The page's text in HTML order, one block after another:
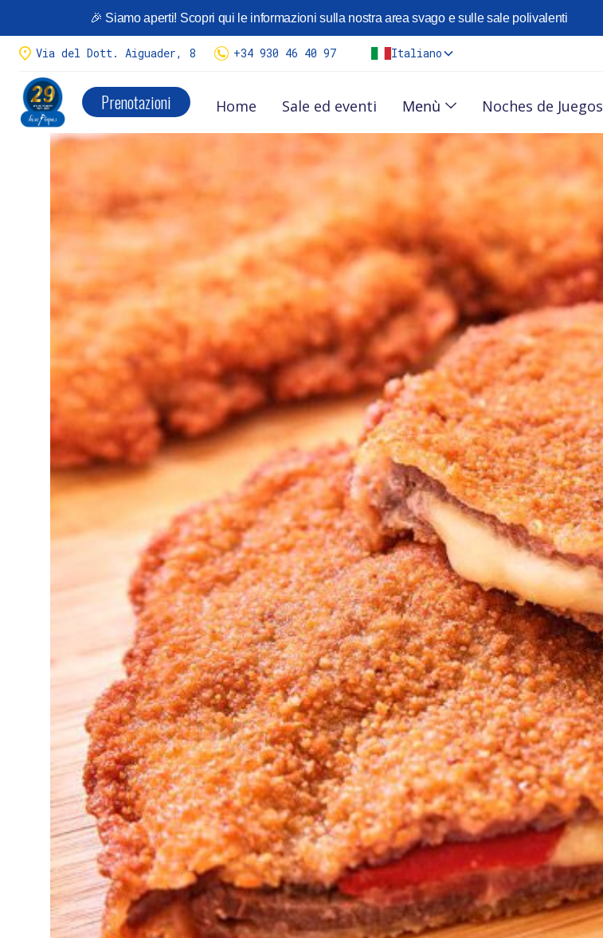
¡Llego la temporada deCalçots!
Tenemos variedad de menús.
Menús calçots y reserva aquí
🎉 Siamo aperti! Scopri qui le informazioni sulla nostra area svago e sulle sale polivalenti
Via del Dott. Aiguader, 8 +34 930 46 40 97 Italiano
Prenotazioni Home Sale ed eventi Menù Noches de Juegos